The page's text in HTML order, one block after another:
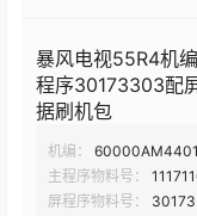
暴风电视55R4机
程序30173303配
据刷机包
机编：
60000AM4401
主程序物料号：
屏程序物料号：